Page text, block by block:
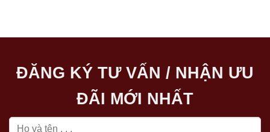
ĐĂNG KÝ TƯ VẤN / NHẬN ƯU
ĐÃI MỚI NHẤT